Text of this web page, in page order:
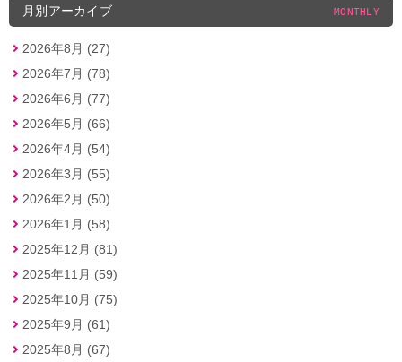
月別アーカイブ MONTHLY
2026年8月 (27)
2026年7月 (78)
2026年6月 (77)
2026年5月 (66)
2026年4月 (54)
2026年3月 (55)
2026年2月 (50)
2026年1月 (58)
2025年12月 (81)
2025年11月 (59)
2025年10月 (75)
2025年9月 (61)
2025年8月 (67)